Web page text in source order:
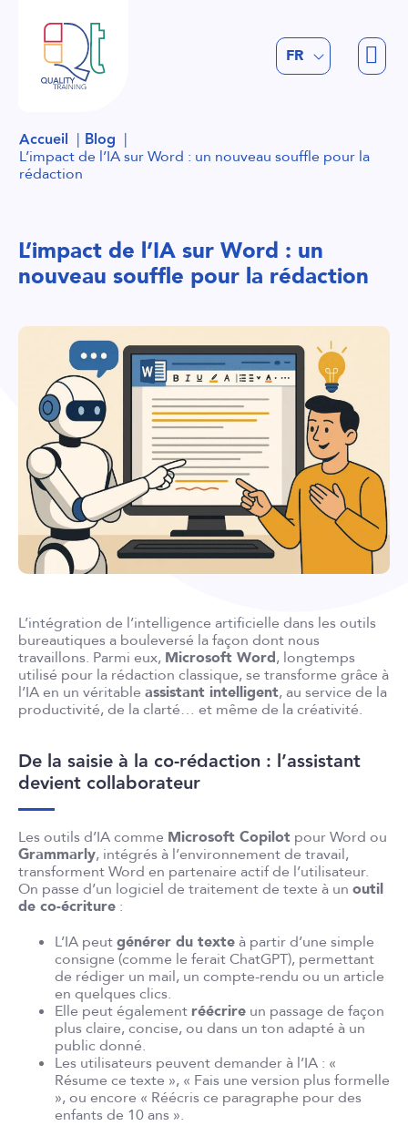
FR
NL
Accueil Blog
L’impact de l’IA sur Word : un nouveau souffle pour la
rédaction
L’impact de l’IA sur Word : un
nouveau souffle pour la rédaction
L’intégration de l’intelligence artificielle dans les outils
bureautiques a bouleversé la façon dont nous
travaillons. Parmi eux, Microsoft Word, longtemps
utilisé pour la rédaction classique, se transforme grâce à
l’IA en un véritable assistant intelligent, au service de la
productivité, de la clarté… et même de la créativité.
De la saisie à la co-rédaction : l’assistant
devient collaborateur
Les outils d’IA comme Microsoft Copilot pour Word ou
Grammarly, intégrés à l’environnement de travail,
transforment Word en partenaire actif de l’utilisateur.
On passe d’un logiciel de traitement de texte à un outil
de co-écriture :
L’IA peutgénérer du texteà partir d’une simple
consigne (comme le ferait ChatGPT), permettant
de rédiger un mail, un compte-rendu ou un article
en quelques clics.
Elle peut également réécrire un passage de façon
plus claire, concise, ou dans un ton adapté à un
public donné.
Les utilisateurs peuvent demander à l’IA : «
Résume ce texte », « Fais une version plus formelle
», ou encore « Réécris ce paragraphe pour des
enfants de 10 ans ».